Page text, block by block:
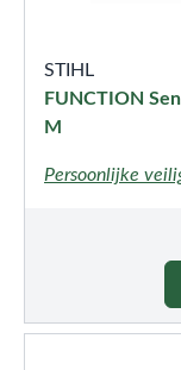
STIHL
FUNCTION
M
Persoonlijke